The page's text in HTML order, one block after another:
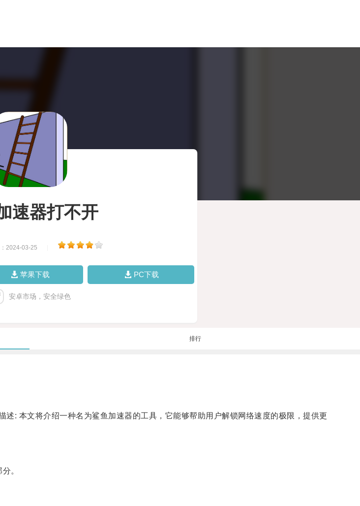
速器打不开
2024-03-25
苹果下载 PC下载
安卓市场，安全绿色
排行
: 本文将介绍一种名为鲨鱼加速器的工具，它能够帮助用户解锁网络速度的极限，提供更
。